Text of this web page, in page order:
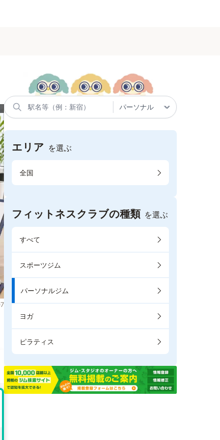
エリア を選ぶ
全国
フィットネスクラブの種類 を選ぶ
すべて
スポーツジム
パーソナルジム
ヨガ
ピラティス